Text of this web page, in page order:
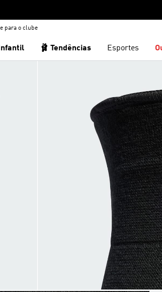
para o clube
Infantil 🩰 Tendências Esportes